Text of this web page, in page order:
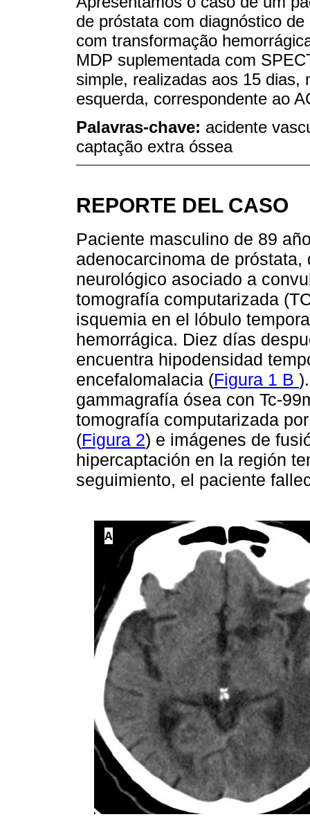
de próstata com diagnóstico
com transformação
MDP suplementada com
simple, realizadas aos 15 dias,
esquerda, correspondente ao
Palavras-chave: acidente
captação extra óssea
REPORTE DEL CASO
Paciente masculino de 89
adenocarcinoma de
neurológico asociado a
tomografía computarizada
isquemia en el lóbulo
hemorrágica. Diez días
encuentra hipodensidad
encefalomalacia (Figura 1 B
gammagrafía ósea con Tc-
tomografía computarizada
(Figura 2) e imágenes de
hipercaptación en la región
seguimiento, el paciente